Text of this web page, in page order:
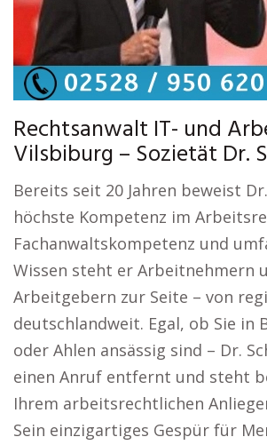
Rechtsanwalt IT- und
Vilsbiburg – Sozietät Dr.
Bereits seit 20 Jahren beweist
höchste Kompetenz im
Fachanwaltskompetenz und
Wissen steht er Arbeitnehmern
Arbeitgebern zur Seite – von
deutschlandweit. Egal, ob Sie in
oder Ahlen ansässig sind – Dr.
einen Anruf entfernt und steht
Ihrem arbeitsrechtlichen
Sein einzigartiges Gespür für